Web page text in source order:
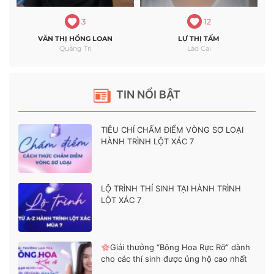
TIN NỔI BẬT
TIÊU CHÍ CHẤM ĐIỂM VÒNG SƠ LOẠI
HÀNH TRÌNH LỘT XÁC 7
LỘ TRÌNH THÍ SINH TẠI HÀNH TRÌNH
LỘT XÁC 7
Giải thưởng “Bông Hoa Rực Rỡ” dành
cho các thí sinh được ủng hộ cao nhất
3
VĂN THỊ HỒNG LOAN
Quảng Trị
12
LỰ THỊ TẤM
Lào Cai